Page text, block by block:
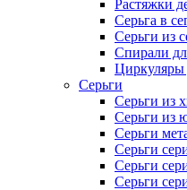
Растяжки
Серьга в
Серьги из
Спирали
Циркуляры
Серьги
Серьги из
Серьги из
Серьги
Серьги
Серьги
Серьги